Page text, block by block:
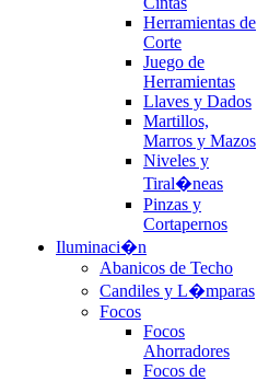
Herramientas de
Corte
Juego de
Herramientas
Llaves y Dados
Martillos,
Marros y Mazos
Niveles y
Tiral�neas
Pinzas y
Cortapernos
Iluminaci�n
Abanicos de Techo
Candiles y L�mparas
Focos
Focos
Ahorradores
Focos de